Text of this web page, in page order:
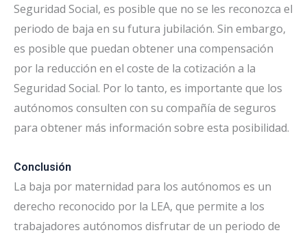
Seguridad Social, es posible que no se les reconozca el
periodo de baja en su futura jubilación. Sin embargo,
es posible que puedan obtener una compensación
por la reducción en el coste de la cotización a la
Seguridad Social. Por lo tanto, es importante que los
autónomos consulten con su compañía de seguros
para obtener más información sobre esta posibilidad.
Conclusión
La baja por maternidad para los autónomos es un
derecho reconocido por la LEA, que permite a los
trabajadores autónomos disfrutar de un periodo de